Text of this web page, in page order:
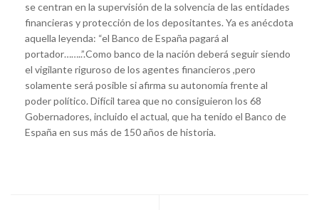
se centran en la supervisión de la solvencia de las entidades
financieras y protección de los depositantes. Ya es anécdota
aquella leyenda: “el Banco de España pagará al
portador……..”.Como banco de la nación deberá seguir siendo
el vigilante riguroso de los agentes financieros ,pero
solamente será posible si afirma su autonomía frente al
poder político. Difícil tarea que no consiguieron los 68
Gobernadores, incluido el actual, que ha tenido el Banco de
España en sus más de 150 años de historia.